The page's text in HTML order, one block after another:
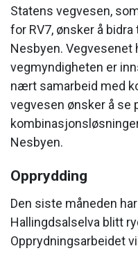
Statens vegvesen,
for RV7, ønsker å
Nesbyen. Vegvesenet
vegmyndigheten er
nært samarbeid med
vegvesen ønsker å se
Nesbyen.
Opprydding
Den siste måneden
Hallingdsalselva blitt
Opprydningsarbeidet